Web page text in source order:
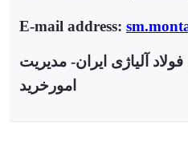
E-mail address:
آلیاژی ایران- مدیریت
امورخرید